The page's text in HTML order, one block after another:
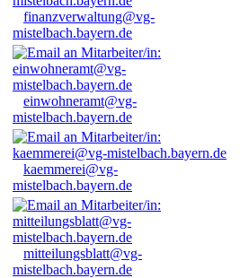
finanzverwaltung@vg-
mistelbach.bayern.de
einwohneramt@vg-
mistelbach.bayern.de
kaemmerei@vg-
mistelbach.bayern.de
mitteilungsblatt@vg-
mistelbach.bayern.de